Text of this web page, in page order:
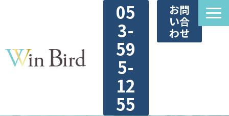
05
3-
59
5-
12
55
お問
い合
わせ